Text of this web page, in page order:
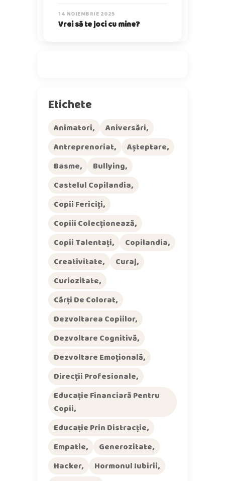
14 NOIEMBRIE 2025
Vrei să te joci cu mine?
Etichete
Animatori
Aniversări
Antreprenoriat
Așteptare
Basme
Bullying
Castelul Copilandia
Copii Fericiți
Copiii Colecționează
Copii Talentați
Copilandia
Creativitate
Curaj
Curiozitate
Cărți De Colorat
Dezvoltarea Copiilor
Dezvoltare Cognitivă
Dezvoltare Emoțională
Direcții Profesionale
Educație Financiară Pentru
Copii
Educație Prin Distracție
Empatie
Generozitate
Hacker
Hormonul Iubirii